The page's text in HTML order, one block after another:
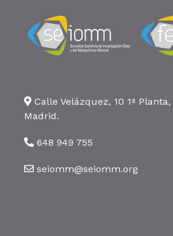
Calle Velázquez, 10 1ª Planta,
Madrid.
648 949 755
seiomm@seiomm.org